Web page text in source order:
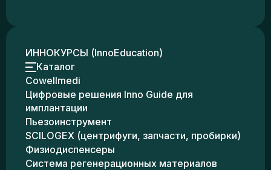
ИННОКУРСЫ (InnoEducation)
Каталог
Cowellmedi
Цифровые решения Inno Guide для
имплантации
Пьезоинструмент
SCILOGEX (центрифуги, запчасти, пробирки)
Физиодиспенсеры
Система регенерационных материалов